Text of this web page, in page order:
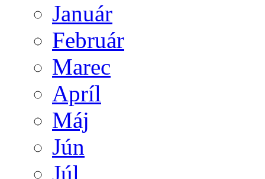
Január
Február
Marec
Apríl
Máj
Jún
Júl